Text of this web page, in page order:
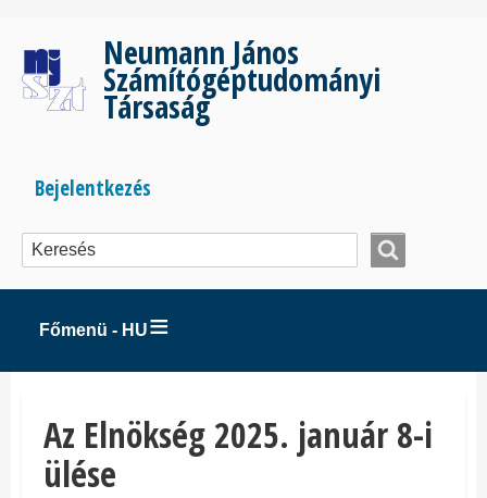
tartalomra
Neumann János
Számítógéptudományi
Társaság
Bejelentkezés
menüje
Bejelentkezés
Főmenü - HU
Az Elnökség 2025. január 8-i
ülése